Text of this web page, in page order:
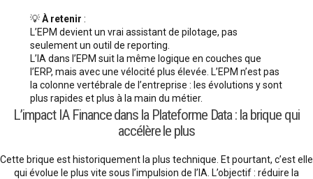
💡À retenir :
L’EPM devient un vrai assistant de pilotage, pas
seulement un outil de reporting.
L’IA dans l’EPM suit la même logique en couches que
l’ERP, mais avec une vélocité plus élevée. L’EPM n’est pas
la colonne vertébrale de l’entreprise : les évolutions y sont
plus rapides et plus à la main du métier.
L’impact IA Finance dans la Plateforme Data : la brique qui
accélère le plus
Cette brique est historiquement la plus technique. Et pourtant, c’est elle
qui évolue le plus vite sous l’impulsion de l’IA. L’objectif : réduire la